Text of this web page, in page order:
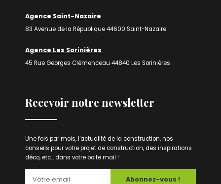
Agence Saint-Nazaire
83 Avenue de la République 44600 Saint-Nazaire
Agence Les Sorinières
45 Rue Georges Clémenceau 44840 Les Sorinières
Recevoir notre newsletter
Une fois par mois, l'actualité de la construction, nos
conseils pour votre projet de construction, des inspirations
déco, etc... dans votre boite mail !
Abonnez-vous !